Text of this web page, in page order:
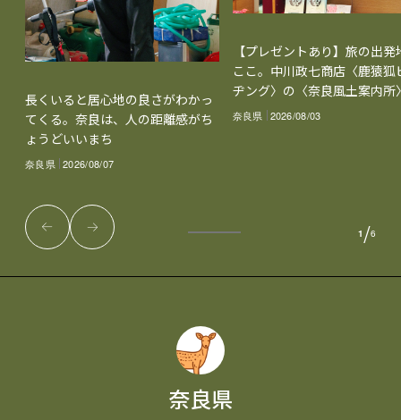
奈良県
長くいると居心地の良さがわかっ
てくる。奈良は、人の距離感がち
ょうどいいまち
奈良県 2026/08/07
【プレゼントあり】旅の出発
ここ。中川政七商店〈鹿猿狐
ヂング〉の〈奈良風土案内所
奈良県 2026/08/03
1 /6